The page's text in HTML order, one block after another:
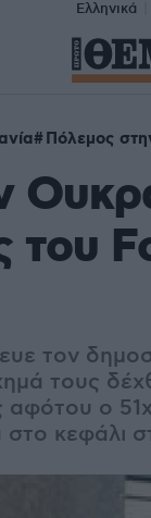
Ελληνικά
Πόλεμος
του
τον
τους
αφότου ο
κεφάλι